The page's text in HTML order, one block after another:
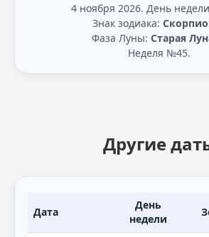
4 ноября 2026. День
Знак зодиака:
Фаза Луны: Старая
Неделя №45.
Другие
Дата
День
недели